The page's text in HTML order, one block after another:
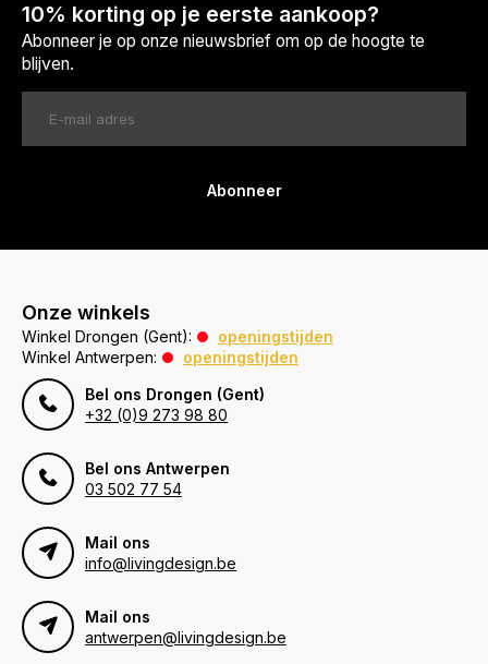
10% korting op je eerste aankoop?
Abonneer je op onze nieuwsbrief om op de hoogte te
blijven.
Abonneer
Onze winkels
Winkel Drongen (Gent):
openingstijden
Winkel Antwerpen:
openingstijden
Bel ons Drongen (Gent)
+32 (0)9 273 98 80
Bel ons Antwerpen
03 502 77 54
Mail ons
info@livingdesign.be
Mail ons
antwerpen@livingdesign.be